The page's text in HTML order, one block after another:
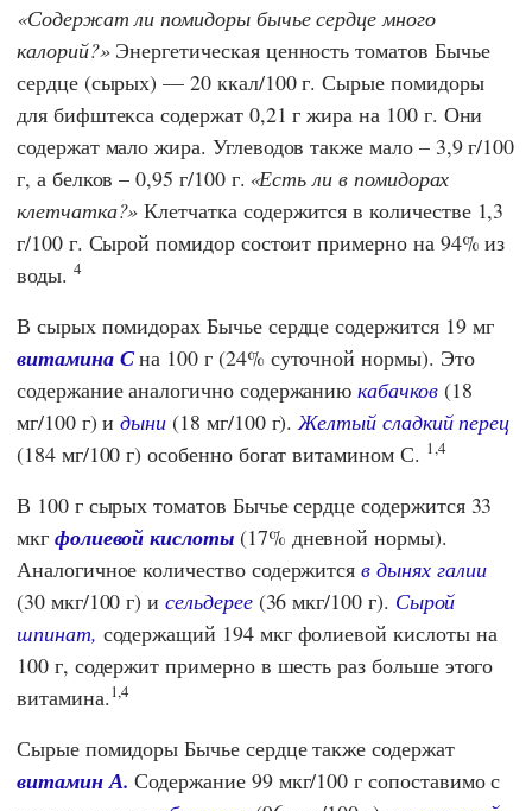
Содержат ли помидоры бычье сердце много
калорий? Энергетическая ценность томатов Бычье
сердце (сырых) — 20 ккал/100 г. Сырые помидоры
для бифштекса содержат 0,21 г жира на 100 г. Они
содержат мало жира. Углеводов также мало – 3,9 г/100
г, а белков – 0,95 г/100 г. Есть ли в помидорах
клетчатка? Клетчатка содержится в количестве 1,3
г/100 г. Сырой помидор состоит примерно на 94% из
воды. 4
В сырых помидорах Бычье сердце содержится 19 мг
витамина Сна 100 г (24% суточной нормы). Это
содержание аналогично содержаниюкабачков(18
мг/100 г) идыни (18 мг/100 г).Желтый сладкий перец
(184 мг/100 г) особенно богат витамином С. 1,4
В 100 г сырых томатов Бычье сердце содержится 33
мкг фолиевой кислоты(17% дневной нормы).
Аналогичное количество содержитсяв дынях галии
(30 мкг/100 г) исельдерее(36 мкг/100 г). Сырой
шпинат, содержащий 194 мкг фолиевой кислоты на
100 г, содержит примерно в шесть раз больше этого
витамина.1,4
Сырые помидоры Бычье сердце также содержат
витамин А. Содержание 99 мкг/100 г сопоставимо с